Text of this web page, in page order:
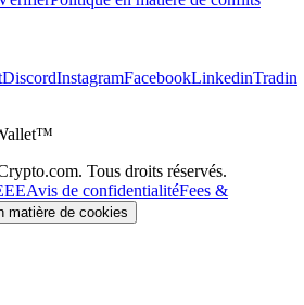
DiscordInstagramFacebookLinkedinTradin
Tous droits réservés.
Avis de confidentialitéFees &
matière de cookies